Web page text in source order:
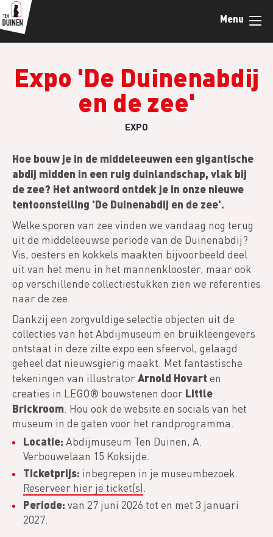
Overslaan
en
naar
gaan
Menu
Expo 'De Duinenabdij
en de zee'
EXPO
Hoe bouw je in de middeleeuwen een gigantische
abdij midden in een ruig duinlandschap, vlak bij
de zee? Het antwoord ontdek je in onze nieuwe
tentoonstelling 'De Duinenabdij en de zee'.
Welke sporen van zee vinden we vandaag nog terug
uit de middeleeuwse periode van de Duinenabdij?
Vis, oesters en kokkels maakten bijvoorbeeld deel
uit van het menu in het mannenklooster, maar ook
op verschillende collectiestukken zien we referenties
naar de zee.
Dankzij een zorgvuldige selectie objecten uit de
collecties van het Abdijmuseum en bruikleengevers
ontstaat in deze zilte expo een sfeervol, gelaagd
geheel dat nieuwsgierig maakt. Met fantastische
tekeningen van illustratorArnold Hovart en
creaties in LEGO® bouwstenen door Little
Brickroom. Hou ook de website en socials van het
museum in de gaten voor het randprogramma.
Locatie: Abdijmuseum Ten Duinen, A.
Verbouwelaan 15 Koksijde.
Ticketprijs: inbegrepen in je museumbezoek.
Reserveer hier je ticket(s).
Periode: van 27 juni 2026 tot en met 3 januari
2027.